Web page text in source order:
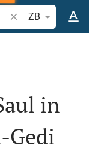
Bibelstelle oder
ZB
in
Gedi